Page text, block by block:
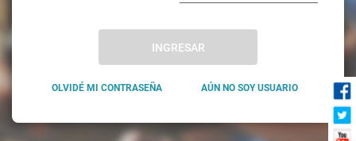
INGRESAR
OLVIDÉ MI CONTRASEÑA AÚN NO SOY USUARIO